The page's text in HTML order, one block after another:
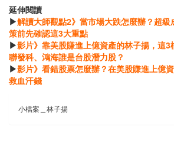
延伸閱讀
▶解讀大師觀點2》當市場大跌怎麼辦？超
策前先確認這3大重點
▶影片》靠美股賺進上億資產的林子揚，這3
聯發科、鴻海誰是台股潛力股？
▶影片》看錯股票怎麼辦？在美股賺進上億
救血汗錢
小檔案＿林子揚